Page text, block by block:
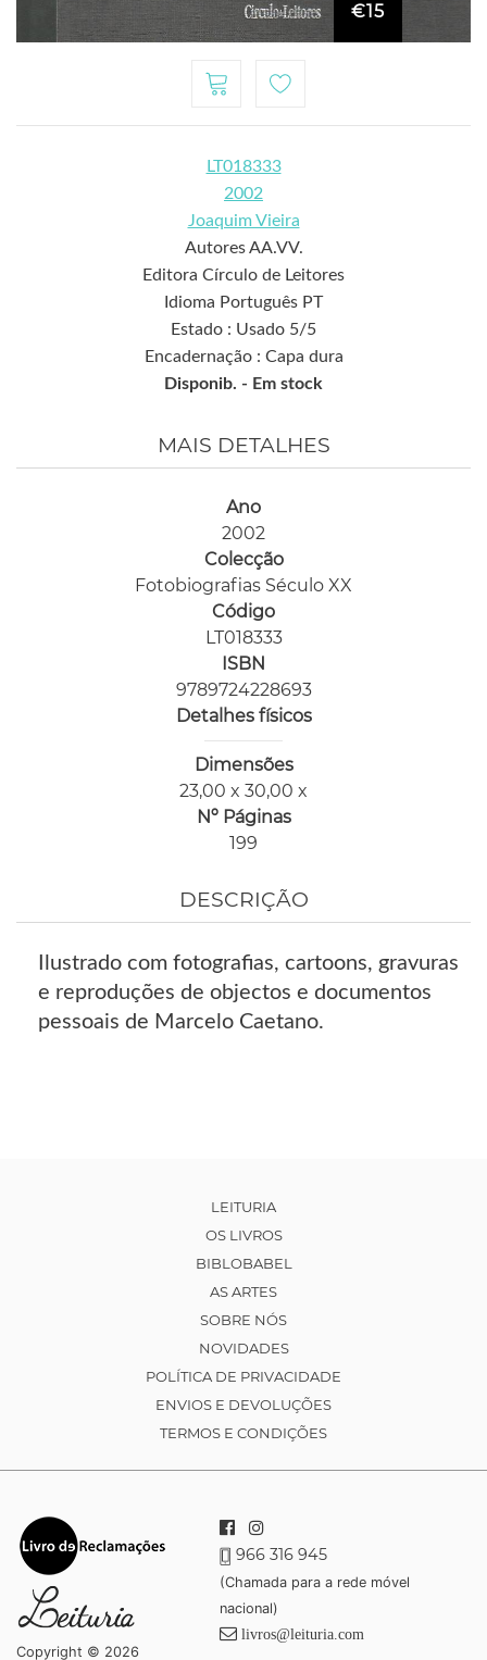
€15
LT018333
2002
Joaquim Vieira
Autores AA.VV.
Editora Círculo de Leitores
Idioma Português PT
Estado : Usado 5/5
Encadernação : Capa dura
Disponib. - Em stock
MAIS DETALHES
Ano
2002
Colecção
Fotobiografias Século XX
Código
LT018333
ISBN
9789724228693
Detalhes físicos
Dimensões
23,00 x 30,00 x
Nº Páginas
199
DESCRIÇÃO
Ilustrado com fotografias, cartoons, gravuras
e reproduções de objectos e documentos
pessoais de Marcelo Caetano.
LEITURIA
OS LIVROS
BIBLOBABEL
AS ARTES
SOBRE NÓS
NOVIDADES
POLÍTICA DE PRIVACIDADE
ENVIOS E DEVOLUÇÕES
TERMOS E CONDIÇÕES
Copyright © 2026
966 316 945
(Chamada para a rede móvel
nacional)
livros@leituria.com